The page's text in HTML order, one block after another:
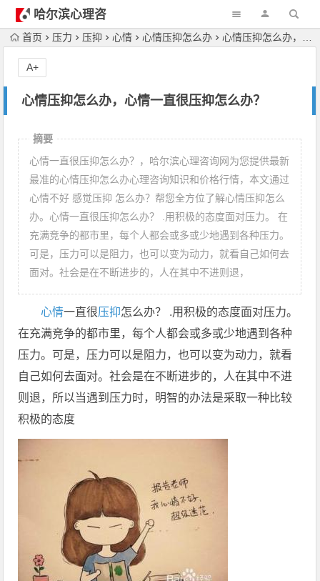
哈尔滨心理咨
询首页 压力 压抑 心情 心情压抑怎么办 心情压抑怎么办，心情一直很压抑怎么办？
心情压抑怎么办，心情一直很压抑怎么办？
A+
摘要
心情一直很压抑怎么办？，哈尔滨心理咨询网为您提供最新
最准的心情压抑怎么办心理咨询知识和价格行情，本文通过
心情不好 感觉压抑 怎么办？帮您全方位了解心情压抑怎么
办。心情一直很压抑怎么办？ .用积极的态度面对压力。 在
充满竞争的都市里，每个人都会或多或少地遇到各种压力。
可是，压力可以是阻力，也可以变为动力，就看自己如何去
面对。社会是在不断进步的，人在其中不进则退，
心情一直很压抑怎么办？ .用积极的态度面对压力。
在充满竞争的都市里，每个人都会或多或少地遇到各种
压力。可是，压力可以是阻力，也可以变为动力，就看
自己如何去面对。社会是在不断进步的，人在其中不进
则退，所以当遇到压力时，明智的办法是采取一种比较
积极的态度